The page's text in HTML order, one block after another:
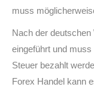
muss
Nach der
eingeführt und
Steuer bezahlt
Forex Handel kann